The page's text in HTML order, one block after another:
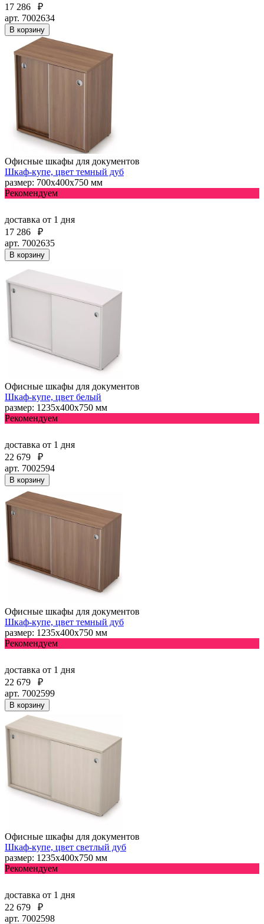
17 286
₽
арт. 7002634
В корзину
Офисные шкафы для документов
Шкаф-купе, цвет темный дуб
размер: 700х400х750 мм
Рекомендуем
доставка от 1 дня
17 286
₽
арт. 7002635
В корзину
Офисные шкафы для документов
Шкаф-купе, цвет белый
размер: 1235х400х750 мм
Рекомендуем
доставка от 1 дня
22 679
₽
арт. 7002594
В корзину
Офисные шкафы для документов
Шкаф-купе, цвет темный дуб
размер: 1235х400х750 мм
Рекомендуем
доставка от 1 дня
22 679
₽
арт. 7002599
В корзину
Офисные шкафы для документов
Шкаф-купе, цвет светлый дуб
размер: 1235х400х750 мм
Рекомендуем
доставка от 1 дня
22 679
₽
арт. 7002598